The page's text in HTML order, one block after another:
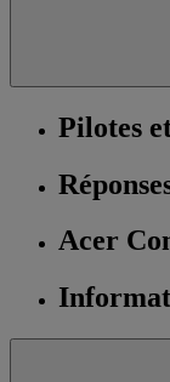
Pilotes
Acer